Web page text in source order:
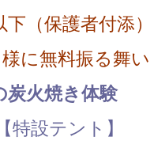
保護者付添）
無料振る舞い
炭火焼き体験
設テント】